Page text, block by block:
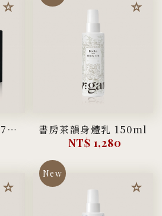
6入迷你香氛典藏組 7ml | 書房茶韻身體乳 150ml
NT$ 1,280